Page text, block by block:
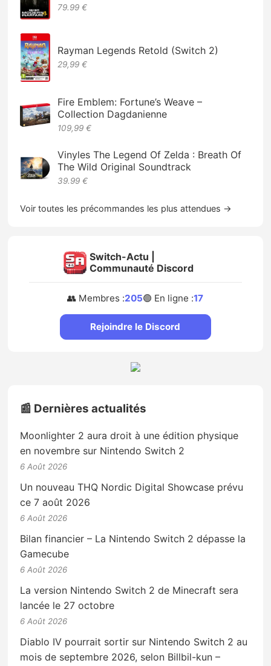
79.99 €
Rayman Legends Retold (Switch 2)
29,99 €
Fire Emblem: Fortune’s Weave –
Collection Dagdanienne
109,99 €
Vinyles The Legend Of Zelda : Breath Of
The Wild Original Soundtrack
39.99 €
Voir toutes les précommandes les plus attendues →
Switch-Actu |
Communauté Discord
👥 Membres :205🟢 En ligne :17
Rejoindre le Discord
📰 Dernières actualités
Moonlighter 2 aura droit à une édition physique
en novembre sur Nintendo Switch 2
6 Août 2026
Un nouveau THQ Nordic Digital Showcase prévu
ce 7 août 2026
6 Août 2026
Bilan financier – La Nintendo Switch 2 dépasse la
Gamecube
6 Août 2026
La version Nintendo Switch 2 de Minecraft sera
lancée le 27 octobre
6 Août 2026
Diablo IV pourrait sortir sur Nintendo Switch 2 au
mois de septembre 2026, selon Billbil-kun –